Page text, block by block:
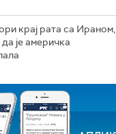
крај рата са Ираном,
је америчка